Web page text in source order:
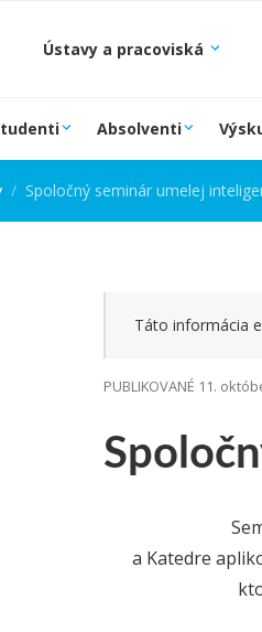
Ústavy a pracoviská
Absolventi
Spoločný seminár umelej
Táto informácia
PUBLIKOVANÉ 11.
a Katedre